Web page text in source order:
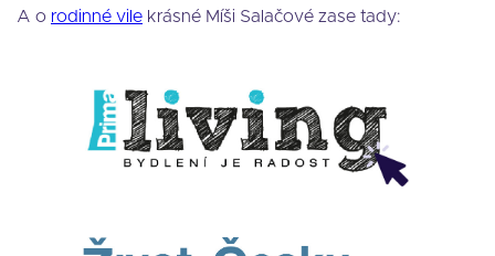
A o rodinné vile krásné Míši Salačové zase tady: